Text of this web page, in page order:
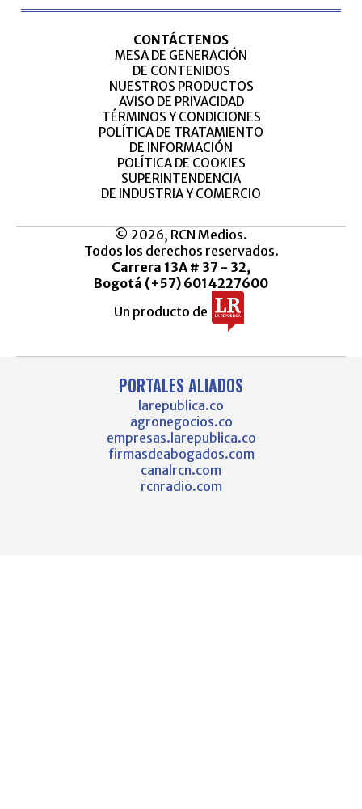
CONTÁCTENOS
MESA DE GENERACIÓN
DE CONTENIDOS
NUESTROS PRODUCTOS
AVISO DE PRIVACIDAD
TÉRMINOS Y CONDICIONES
POLÍTICA DE TRATAMIENTO
DE INFORMACIÓN
POLÍTICA DE COOKIES
SUPERINTENDENCIA
DE INDUSTRIA Y COMERCIO
© 2026, RCN Medios.
Todos los derechos reservados.
Carrera 13A # 37 - 32,
Bogotá (+57) 6014227600
Un producto de
PORTALES ALIADOS
larepublica.co
agronegocios.co
empresas.larepublica.co
firmasdeabogados.com
canalrcn.com
rcnradio.com